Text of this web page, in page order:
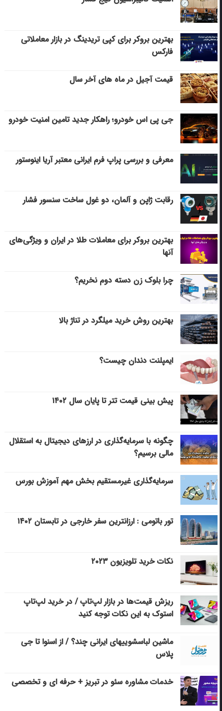
بهترین بروکر برای کپی‌ تریدینگ در بازار معاملاتی
فارکس
قیمت آجیل در ماه های آخر سال
جی پی اس خودرو؛ راهکار جدید تامین امنیت خودرو
معرفی و بررسی پراپ فرم ایرانی معتبر آریا اینوستور
رقابت ژاپن و آلمان، دو غول ساخت سنسور فشار
بهترین بروکر برای معاملات طلا در ایران و ویژگی‌های
آنها
چرا بلوک زن دسته دوم نخریم؟
بهترین روش خرید میلگرد در تناژ بالا
ایمپلنت دندان چیست؟
پیش بینی قیمت تتر تا پایان سال ۱۴۰۲
چگونه با سرمایه‌گذاری در ارزهای دیجیتال به استقلال
مالی برسیم؟
سرمایه‌گذاری غیرمستقیم بخش مهم آموزش بورس
تور باتومی : ارزانترین سفر خارجی در تابستان ۱۴۰۲
نکات خرید تلویزیون ۲۰۲۳
ریزش قیمت‌ها در بازار لپ‌تاپ / در خرید لپ‌تاپ
استوک به این نکات توجه کنید
ماشین لباسشویی‎های ایرانی چند؟ / از اسنوا تا جی
پلاس
خدمات مشاوره سئو در تبریز + حرفه ای و تخصصی